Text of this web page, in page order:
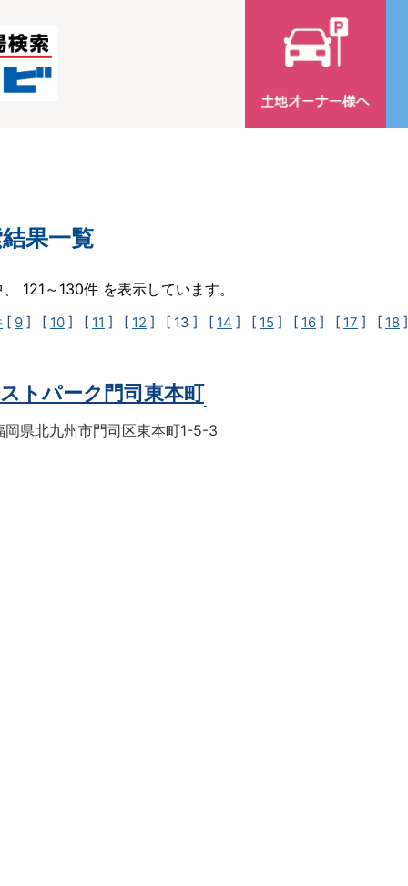
果一覧
121～130件 を表示しています。
[ 9 ] [ 10 ] [ 11 ] [ 12 ] [ 13 ] [ 14 ] [ 15 ] [ 16 ] [ 17 ] [ 18
ストパーク門司東本町
岡県北九州市門司区東本町1-5-3